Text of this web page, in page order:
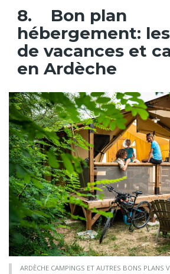
8. Bon plan
hébergement:
de vacances et
en Ardèche
ARDÈCHE CAMPINGS ET AUTRES BONS PLANS